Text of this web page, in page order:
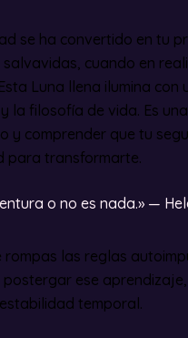
se ha convertido en tu
cuando en
Luna llena ilumina
la filosofía de vida. Es
y comprender que tu
para transformarte.
o no es nada.» —
rompas las reglas
ese
temporal.